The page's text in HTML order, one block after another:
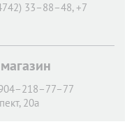
33–88–48, +7
20а